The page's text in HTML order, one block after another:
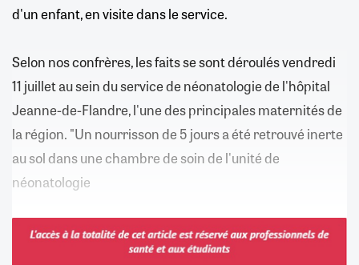
d'un enfant, en visite dans le service.
Selon nos confrères, les faits se sont déroulés vendredi
11 juillet au sein du service de néonatologie de l'hôpital
Jeanne-de-Flandre, l'une des principales maternités de
la région. "Un nourrisson de 5 jours a été retrouvé inerte
au sol dans une chambre de soin de l'unité de
néonatologie